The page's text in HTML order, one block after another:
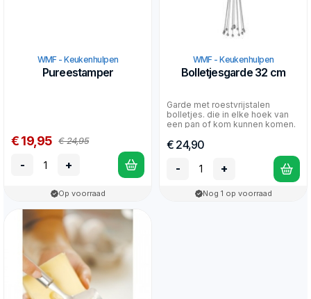
WMF - Keukenhulpen
Pureestamper
€ 19,95 € 24,95
- +
Op voorraad
WMF - Keukenhulpen
Bolletjesgarde 32 cm
Garde met roestvrijstalen
bolletjes. die in elke hoek van
een pan of kom kunnen komen.
€ 24,90
-
+
Nog 1 op voorraad